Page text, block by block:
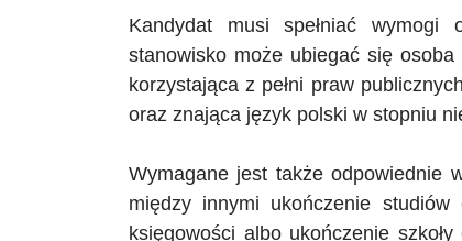
Kandydat musi spełniać
stanowisko może ubiegać się
korzystająca z pełni praw
oraz znająca język polski w stopniu
Wymagane jest także odpowiednie
między innymi ukończenie
księgowości albo ukończenie